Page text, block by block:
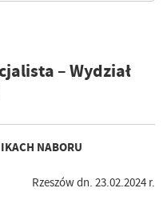
– Wydział
NABORU
Rzeszów dn. 23.02.2024 r.